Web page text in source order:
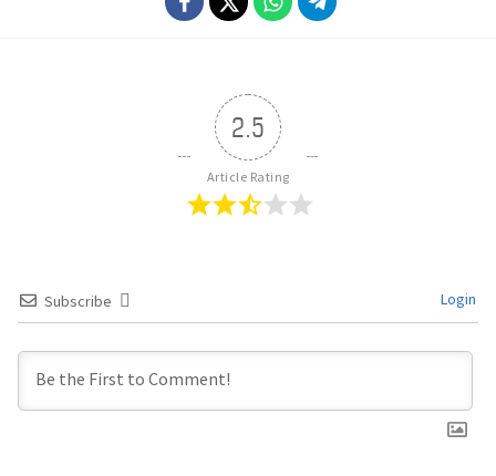
2.5
Article Rating
Subscribe Login